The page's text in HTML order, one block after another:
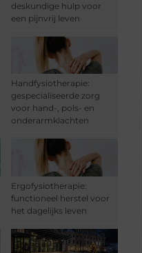
deskundige hulp voor
een pijnvrij leven
Handfysiotherapie:
gespecialiseerde zorg
voor hand-, pols- en
onderarmklachten
Ergofysiotherapie:
functioneel herstel voor
het dagelijks leven